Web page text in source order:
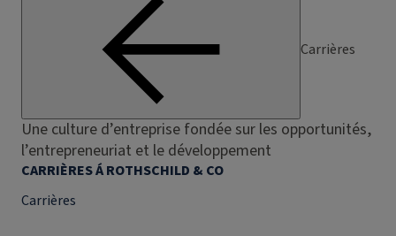
Carrières
Une culture d’entreprise fondée sur les opportunités,
l’entrepreneuriat et le développement
CARRIÈRES Á ROTHSCHILD & CO
Carrières